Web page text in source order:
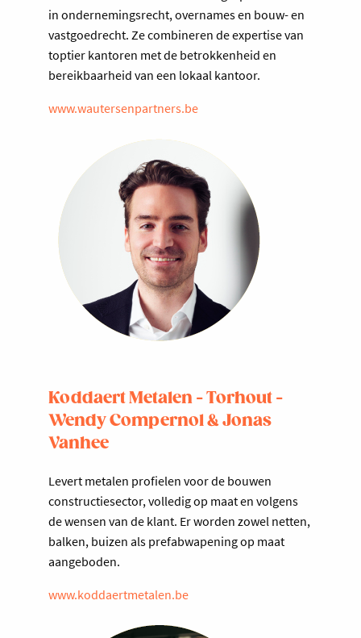
in ondernemingsrecht, overnames en bouw- en
vastgoedrecht. Ze combineren de expertise van
toptier kantoren met de betrokkenheid en
bereikbaarheid van een lokaal kantoor.
www.wautersenpartners.be
Koddaert Metalen - Torhout -
Wendy Compernol & Jonas
Vanhee
Levert metalen profielen voor de bouwen
constructiesector, volledig op maat en volgens
de wensen van de klant. Er worden zowel netten,
balken, buizen als prefabwapening op maat
aangeboden.
www.koddaertmetalen.be